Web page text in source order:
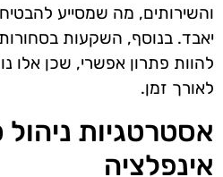
והשירותים, מה שמסייע
יאבד. בנוסף, השקעות
להוות פתרון אפשרי, שכן אלו
לאורך זמן.
אסטרטגיות ניהול
אינפלציה